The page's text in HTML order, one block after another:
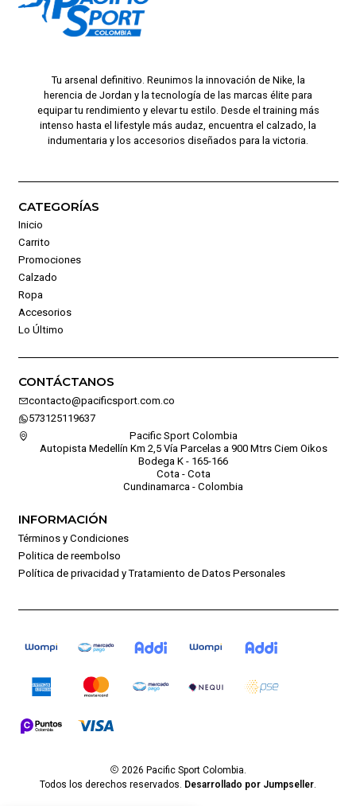
Tu arsenal definitivo. Reunimos la innovación de Nike, la
herencia de Jordan y la tecnología de las marcas élite para
equipar tu rendimiento y elevar tu estilo. Desde el training más
intenso hasta el lifestyle más audaz, encuentra el calzado, la
indumentaria y los accesorios diseñados para la victoria.
CATEGORÍAS
Inicio
Carrito
Promociones
Calzado
Ropa
Accesorios
Lo Último
CONTÁCTANOS
contacto@pacificsport.com.co
573125119637
Pacific Sport Colombia
Autopista Medellín Km 2,5 Vía Parcelas a 900 Mtrs Ciem Oikos
Bodega K - 165-166
Cota - Cota
Cundinamarca - Colombia
INFORMACIÓN
Términos y Condiciones
Politica de reembolso
Política de privacidad y Tratamiento de Datos Personales
2026 Pacific Sport Colombia.
Todos los derechos reservados. Desarrollado por Jumpseller.